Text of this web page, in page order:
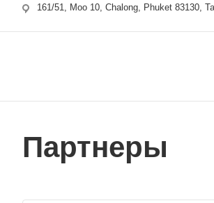
161/51, Moo 10, Chalong, Phuket 83130,
Партнеры